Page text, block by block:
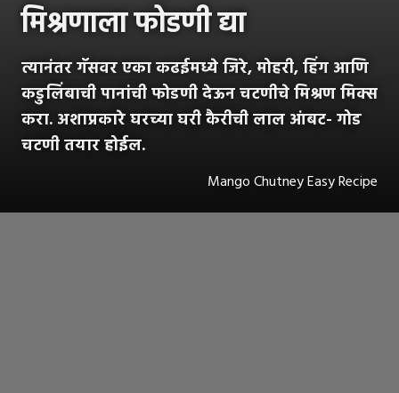
मिश्रणाला फोडणी द्या
त्यानंतर गॅसवर एका कढईमध्ये जिरे, मोहरी, हिंग आणि
कडुलिंबाची पानांची फोडणी देऊन चटणीचे मिश्रण मिक्स
करा. अशाप्रकारे घरच्या घरी कैरीची लाल आंबट- गोड
चटणी तयार होईल.
Mango Chutney Easy Recipe